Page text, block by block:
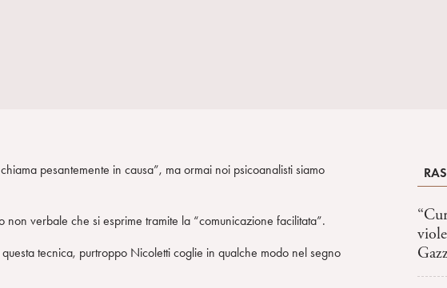
pesantemente in causa”, ma ormai noi psicoanalisti siamo
non verbale che si esprime tramite la “comunicazione facilitata”.
tecnica, purtroppo Nicoletti coglie in qualche modo nel segno